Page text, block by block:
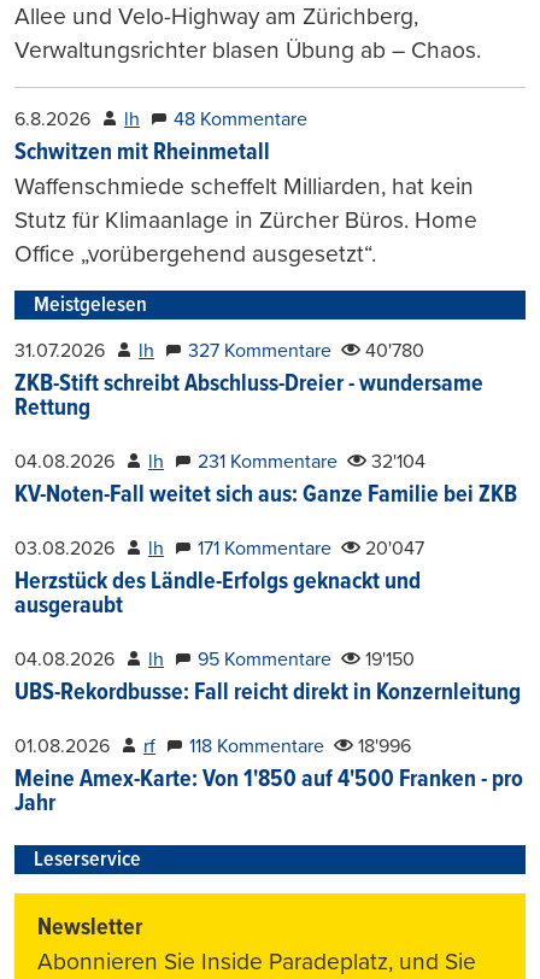
Allee und Velo-Highway am Zürichberg,
Verwaltungsrichter blasen Übung ab – Chaos.
6.8.2026 lh 48 Kommentare
Schwitzen mit Rheinmetall
Waffenschmiede scheffelt Milliarden, hat kein
Stutz für Klimaanlage in Zürcher Büros. Home
Office „vorübergehend ausgesetzt“.
Meistgelesen
31.07.2026 lh 327 Kommentare 40'780
ZKB-Stift schreibt Abschluss-Dreier - wundersame
Rettung
04.08.2026 lh 231 Kommentare 32'104
KV-Noten-Fall weitet sich aus: Ganze Familie bei ZKB
03.08.2026 lh 171 Kommentare 20'047
Herzstück des Ländle-Erfolgs geknackt und
ausgeraubt
04.08.2026 lh 95 Kommentare 19'150
UBS-Rekordbusse: Fall reicht direkt in Konzernleitung
01.08.2026 rf 118 Kommentare 18'996
Meine Amex-Karte: Von 1'850 auf 4'500 Franken - pro
Jahr
Leserservice
Newsletter
Abonnieren Sie Inside Paradeplatz, und Sie